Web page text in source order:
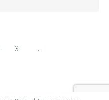
3 →